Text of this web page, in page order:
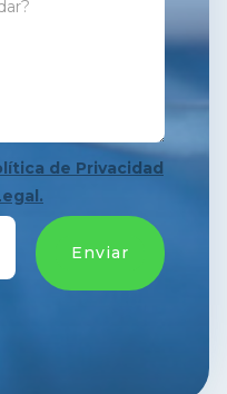
de Privacidad
Enviar